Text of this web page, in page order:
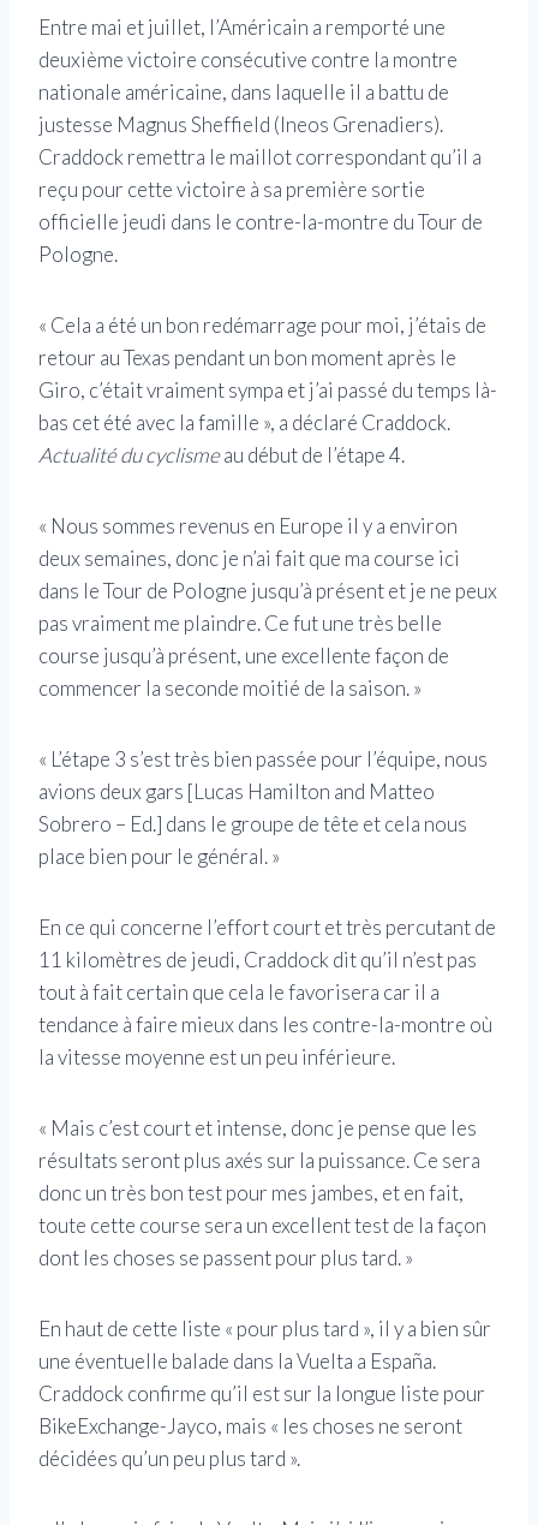
Entre mai et juillet, l’Américain a remporté une
deuxième victoire consécutive contre la montre
nationale américaine, dans laquelle il a battu de
justesse Magnus Sheffield (Ineos Grenadiers).
Craddock remettra le maillot correspondant qu’il a
reçu pour cette victoire à sa première sortie
officielle jeudi dans le contre-la-montre du Tour de
Pologne.
« Cela a été un bon redémarrage pour moi, j’étais de
retour au Texas pendant un bon moment après le
Giro, c’était vraiment sympa et j’ai passé du temps là-
bas cet été avec la famille », a déclaré Craddock.
Actualité du cyclismeau début de l’étape 4.
« Nous sommes revenus en Europe il y a environ
deux semaines, donc je n’ai fait que ma course ici
dans le Tour de Pologne jusqu’à présent et je ne peux
pas vraiment me plaindre. Ce fut une très belle
course jusqu’à présent, une excellente façon de
commencer la seconde moitié de la saison. »
« L’étape 3 s’est très bien passée pour l’équipe, nous
avions deux gars [Lucas Hamilton and Matteo
Sobrero – Ed.] dans le groupe de tête et cela nous
place bien pour le général. »
En ce qui concerne l’effort court et très percutant de
11 kilomètres de jeudi, Craddock dit qu’il n’est pas
tout à fait certain que cela le favorisera car il a
tendance à faire mieux dans les contre-la-montre où
la vitesse moyenne est un peu inférieure.
« Mais c’est court et intense, donc je pense que les
résultats seront plus axés sur la puissance. Ce sera
donc un très bon test pour mes jambes, et en fait,
toute cette course sera un excellent test de la façon
dont les choses se passent pour plus tard. »
En haut de cette liste « pour plus tard », il y a bien sûr
une éventuelle balade dans la Vuelta a España.
Craddock confirme qu’il est sur la longue liste pour
BikeExchange-Jayco, mais « les choses ne seront
décidées qu’un peu plus tard ».